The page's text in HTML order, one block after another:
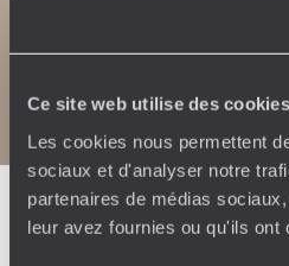
Ce site web utilise des cookies
Les cookies nous permettent
sociaux et d'analyser notre
partenaires de médias
leur avez fournies ou qu'ils
Politique de
Notice légale